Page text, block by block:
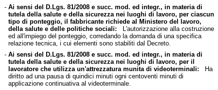
- Ai sensi del D.Lgs. 81/2008 e succ. mod. ed integr., in materia di
tutela della salute e della sicurezza nei luoghi di lavoro, per ciascun
tipo di ponteggio, il fabbricante richiede al Ministero del lavoro,
della salute e delle politiche sociali: L'autorizzazione alla costruzione
ed all'impiego del ponteggio, corredando la domanda di una specifica
relazione tecnica, i cui elementi sono stabiliti dal Decreto.
- Ai sensi del D.Lgs. 81/2008 e succ. mod. ed integr., in materia di
tutela della salute e della sicurezza nei luoghi di lavoro, per il
lavoratore che utilizza un'attrezzatura munita di videoterminali: Ha
diritto ad una pausa di quindici minuti ogni centoventi minuti di
applicazione continuativa al videoterminale.